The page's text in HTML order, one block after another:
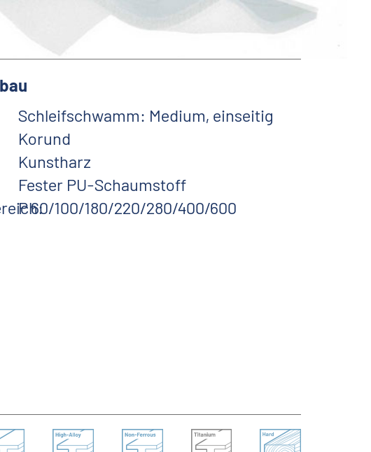
Schleifschwamm: Medium, einseitig
Korund
Kunstharz
Fester PU-Schaumstoff
P 60/100/180/220/280/400/600